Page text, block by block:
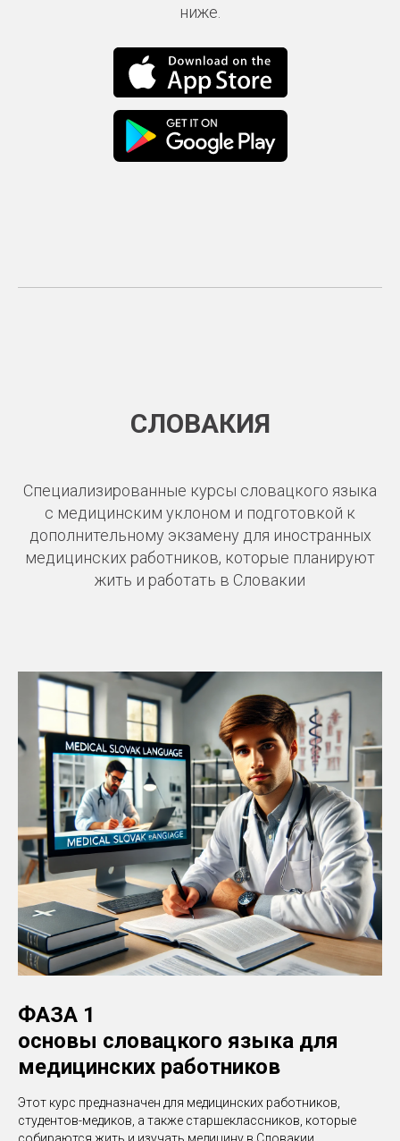
ниже.
СЛОВАКИЯ
Специализированные курсы словацкого языка
с медицинским уклоном и подготовкой к
дополнительному экзамену для иностранных
медицинских работников, которые планируют
жить и работать в Словакии
ФАЗА 1
основы словацкого языка для
медицинских работников
Этот курс предназначен для медицинских работников,
студентов-медиков, а также старшеклассников, которые